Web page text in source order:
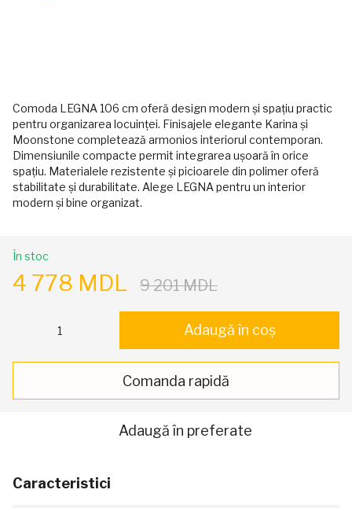
Comoda LEGNA 106 cm oferă design modern și spațiu practic
pentru organizarea locuinței. Finisajele elegante Karina și
Moonstone completează armonios interiorul contemporan.
Dimensiunile compacte permit integrarea ușoară în orice
spațiu. Materialele rezistente și picioarele din polimer oferă
stabilitate și durabilitate. Alege LEGNA pentru un interior
modern și bine organizat.
În stoc
4 778 MDL 9 201 MDL
Adaugă în coș
Comanda rapidă
Adaugă în preferate
Caracteristici